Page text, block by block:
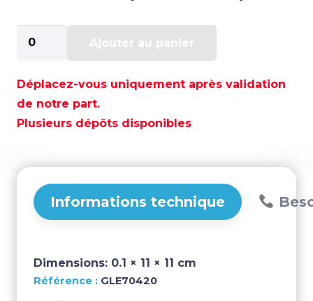
de
HEX
HD
6
GLE70420
Ajouter au panier
Déplacez-vous uniquement après validation
de notre part.
Plusieurs dépôts disponibles
Informations technique
Dimensions: 0.1 × 11 × 11 cm
GLE70420